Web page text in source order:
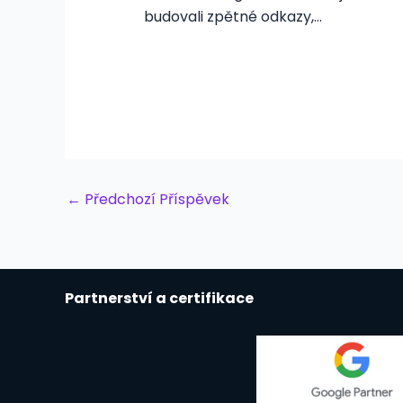
budovali zpětné odkazy,…
Post
← Předchozí Příspěvek
Partnerství a certifikace